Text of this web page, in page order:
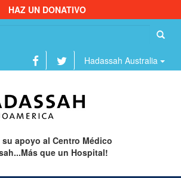
HAZ UN DONATIVO
Hadassah Australia
su apoyo al Centro Médico
que un Hospital!